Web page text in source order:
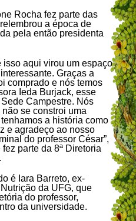
Rocha fez parte das
a época de
pela então presidenta
isso aqui virou um espaço
Graças a
comprado e nós temos
Ieda Burjack, esse
Campestre. Nós
se constroi uma
a história como
e agradeço ao nosso
do professor César”,
parte da 8ª Diretoria
é Iara Barreto, ex-
da UFG, que
do professor,
da universidade.